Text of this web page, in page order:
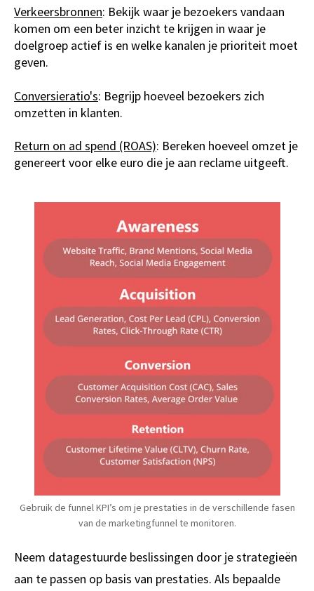
Verkeersbronnen: Bekijk waar je bezoekers vandaan
komen om een beter inzicht te krijgen in waar je
doelgroep actief is en welke kanalen je prioriteit moet
geven.
Conversieratio's: Begrijp hoeveel bezoekers zich
omzetten in klanten.
Return on ad spend (ROAS): Bereken hoeveel omzet je
genereert voor elke euro die je aan reclame uitgeeft.
Gebruik de funnel KPI’s om je prestaties in de verschillende fasen
van de marketingfunnel te monitoren.
Neem datagestuurde beslissingen door je strategieën
aan te passen op basis van prestaties. Als bepaalde